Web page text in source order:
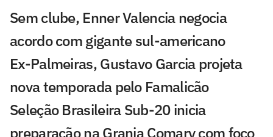
Sem clube, Enner Valencia negocia
acordo com gigante sul-americano
Ex-Palmeiras, Gustavo Garcia projeta
nova temporada pelo Famalicão
Seleção Brasileira Sub-20 inicia
preparação na Granja Comary com foco